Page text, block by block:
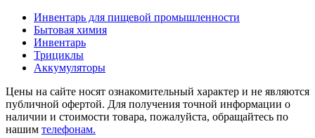
Инвентарь для пищевой промышленности
Бытовая химия
Инвентарь
Трициклы
Аккумуляторы
Цены на сайте носят ознакомительный характер и не являются
публичной офертой. Для получения точной информации о
наличии и стоимости товара, пожалуйста, обращайтесь по
нашим телефонам.